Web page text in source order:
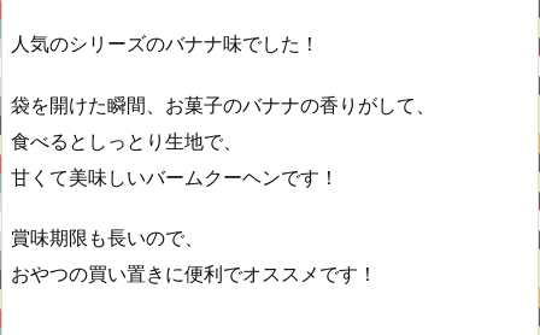
人気のシリーズのバナナ味でした！
袋を開けた瞬間、お菓子のバナナの香りがして、
食べるとしっとり生地で、
甘くて美味しいバームクーヘンです！
賞味期限も長いので、
おやつの買い置きに便利でオススメです！